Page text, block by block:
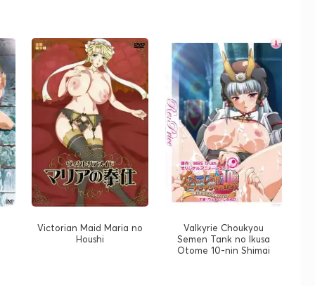
Victorian Maid Maria no
Houshi
Valkyrie Choukyou
Semen Tank no Ikusa
Otome 10-nin Shimai